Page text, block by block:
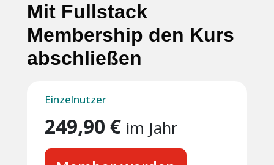
Mit Fullstack
Membership den Kurs
abschließen
Einzelnutzer
249,90 € im Jahr